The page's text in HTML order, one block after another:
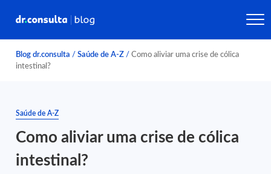
Blog dr.consulta / Saúde de A-Z / Como aliviar uma crise de cólica
intestinal?
Saúde de A-Z
Como aliviar uma crise de cólica
intestinal?